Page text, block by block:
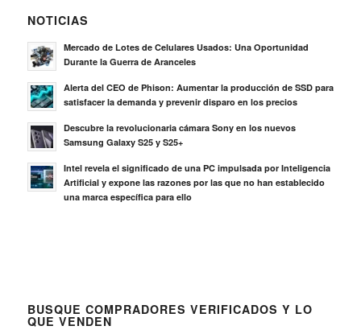
NOTICIAS
Mercado de Lotes de Celulares Usados: Una Oportunidad
Durante la Guerra de Aranceles
Alerta del CEO de Phison: Aumentar la producción de SSD para
satisfacer la demanda y prevenir disparo en los precios
Descubre la revolucionaria cámara Sony en los nuevos
Samsung Galaxy S25 y S25+
Intel revela el significado de una PC impulsada por Inteligencia
Artificial y expone las razones por las que no han establecido
una marca específica para ello
BUSQUE COMPRADORES VERIFICADOS Y LO
QUE VENDEN